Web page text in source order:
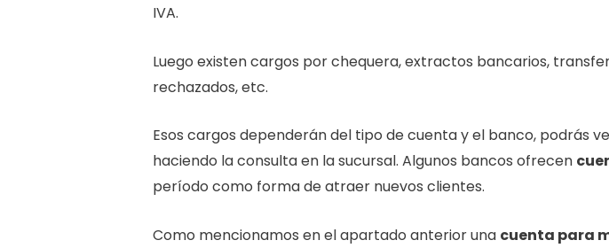
IVA.
Luego existen cargos por chequera, extractos bancarios,
rechazados, etc.
Esos cargos dependerán del tipo de cuenta y el banco, podrás
haciendo la consulta en la sucursal. Algunos bancos ofrecen
período como forma de atraer nuevos clientes.
Como mencionamos en el apartado anterior una cuenta para